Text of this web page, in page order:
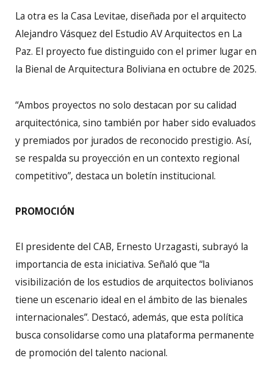
La otra es la Casa Levitae, diseñada por el arquitecto
Alejandro Vásquez del Estudio AV Arquitectos en La
Paz. El proyecto fue distinguido con el primer lugar en
la Bienal de Arquitectura Boliviana en octubre de 2025.
“Ambos proyectos no solo destacan por su calidad
arquitectónica, sino también por haber sido evaluados
y premiados por jurados de reconocido prestigio. Así,
se respalda su proyección en un contexto regional
competitivo”, destaca un boletín institucional.
PROMOCIÓN
El presidente del CAB, Ernesto Urzagasti, subrayó la
importancia de esta iniciativa. Señaló que “la
visibilización de los estudios de arquitectos bolivianos
tiene un escenario ideal en el ámbito de las bienales
internacionales”. Destacó, además, que esta política
busca consolidarse como una plataforma permanente
de promoción del talento nacional.